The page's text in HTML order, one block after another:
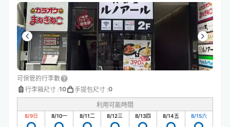
可保管的行李數
行李箱尺寸 :10 手提包尺寸 :0
利用可能時間
8/9日 8/10一 8/11二 8/12三 8/13四 8/14五 8/15六